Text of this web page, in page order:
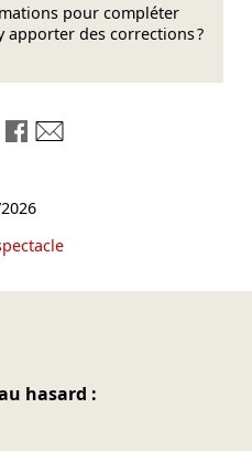
pour compléter
apporter des corrections ?
sur LinkedIn
sur Mastodon
Partager sur Bluesky
Partager sur Facebook
hasard :